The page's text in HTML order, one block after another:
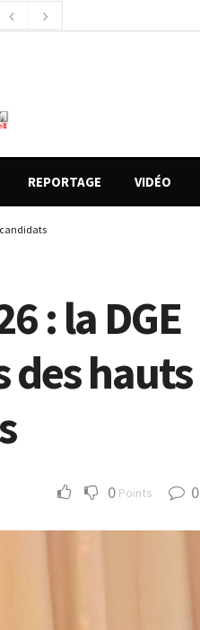
heures ago
REPORTAGE VIDÉO
candidats
: la DGE
des hauts
0 Points 0